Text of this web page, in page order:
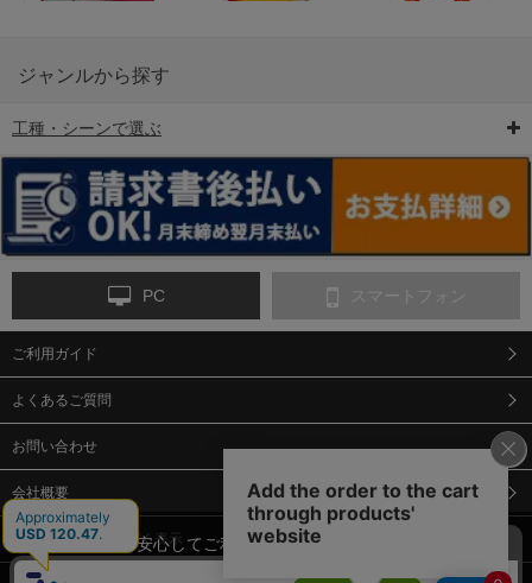
6-矢印板/LED矢印板
ンス
9-点字マット・タイ
ジャンルから探す
工種・シーンで選ぶ
PC スマートフォン
ご利用ガイド
よくあるご質問
お問い合わせ
会社概要
特定商取引法に基づく表示
当サイトでは、安心してご利用いただくため（なりすまし防止
等）、またサイトの利便性向上のため、クッキー(Cookie)を使用